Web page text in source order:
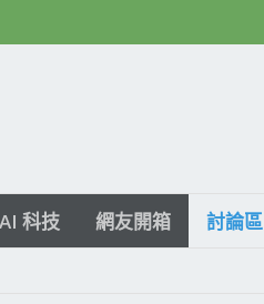
AI 科技 網友開箱 討論區